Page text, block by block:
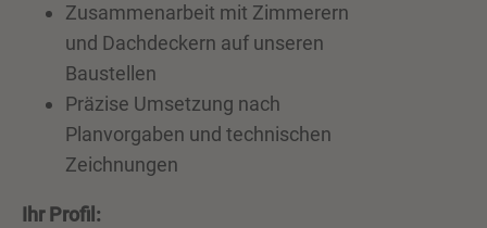
Zusammenarbeit mit Zimmerern
und Dachdeckern auf unseren
Baustellen
Präzise Umsetzung nach
Planvorgaben und technischen
Zeichnungen
Ihr Profil: